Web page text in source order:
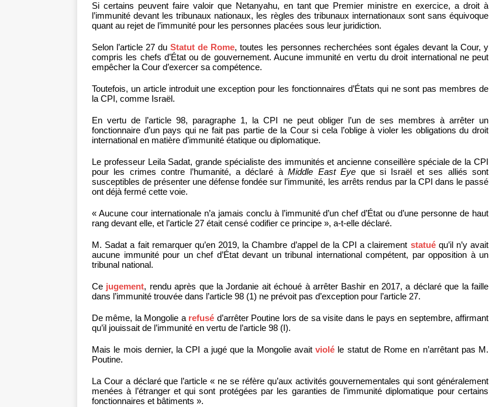
Si certains peuvent faire valoir que Netanyahu, en tant que Premier ministre en exercice, a droit à
l’immunité devant les tribunaux nationaux, les règles des tribunaux internationaux sont sans équivoque
quant au rejet de l’immunité pour les personnes placées sous leur juridiction.
Selon l’article 27 duStatut de Rome, toutes les personnes recherchées sont égales devant la Cour, y
compris les chefs d’État ou de gouvernement. Aucune immunité en vertu du droit international ne peut
empêcher la Cour d’exercer sa compétence.
Toutefois, un article introduit une exception pour les fonctionnaires d’États qui ne sont pas membres de
la CPI, comme Israël.
En vertu de l’article 98, paragraphe 1, la CPI ne peut obliger l’un de ses membres à arrêter un
fonctionnaire d’un pays qui ne fait pas partie de la Cour si cela l’oblige à violer les obligations du droit
international en matière d’immunité étatique ou diplomatique.
Le professeur Leila Sadat, grande spécialiste des immunités et ancienne conseillère spéciale de la CPI
pour les crimes contre l’humanité, a déclaré àMiddle East Eye que si Israël et ses alliés sont
susceptibles de présenter une défense fondée sur l’immunité, les arrêts rendus par la CPI dans le passé
ont déjà fermé cette voie.
« Aucune cour internationale n’a jamais conclu à l’immunité d’un chef d’État ou d’une personne de haut
rang devant elle, et l’article 27 était censé codifier ce principe », a-t-elle déclaré.
M. Sadat a fait remarquer qu’en 2019, la Chambre d’appel de la CPI a clairement statuéqu’il n’y avait
aucune immunité pour un chef d’État devant un tribunal international compétent, par opposition à un
tribunal national.
Ce jugement, rendu après que la Jordanie ait échoué à arrêter Bashir en 2017, a déclaré que la faille
dans l’immunité trouvée dans l’article 98 (1) ne prévoit pas d’exception pour l’article 27.
De même, la Mongolie a refusé d’arrêter Poutine lors de sa visite dans le pays en septembre, affirmant
qu’il jouissait de l’immunité en vertu de l’article 98 (I).
Mais le mois dernier, la CPI a jugé que la Mongolie avaitviolé le statut de Rome en n’arrêtant pas M.
Poutine.
La Cour a déclaré que l’article « ne se réfère qu’aux activités gouvernementales qui sont généralement
menées à l’étranger et qui sont protégées par les garanties de l’immunité diplomatique pour certains
fonctionnaires et bâtiments ».